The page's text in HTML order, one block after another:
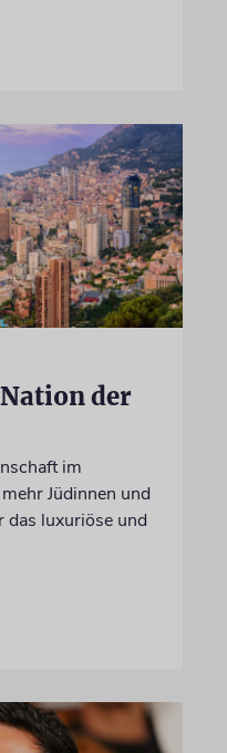
der
im
Jüdinnen und
das luxuriöse und